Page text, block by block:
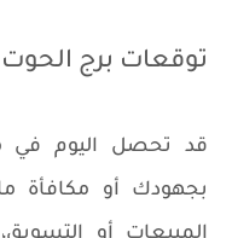
توقعات برج
قد تحصل اليوم في
بجهودك أو مكافأة